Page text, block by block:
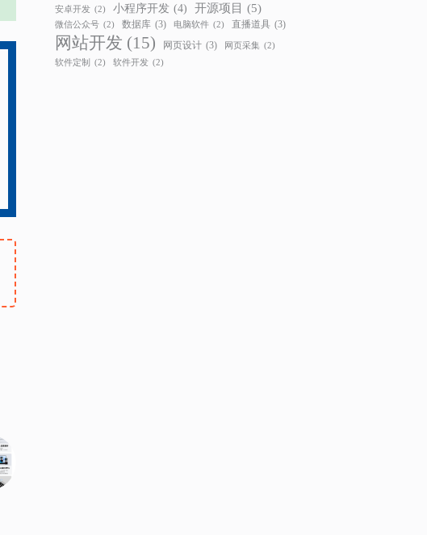
安卓开发 (2) 小程序开发 (4) 开源项目 (5)
微信公众号 (2) 数据库 (3) 电脑软件 (2) 直播道具 (3)
网站开发 (15) 网页设计 (3) 网页采集 (2)
软件定制
(2) 软件开发 (2)